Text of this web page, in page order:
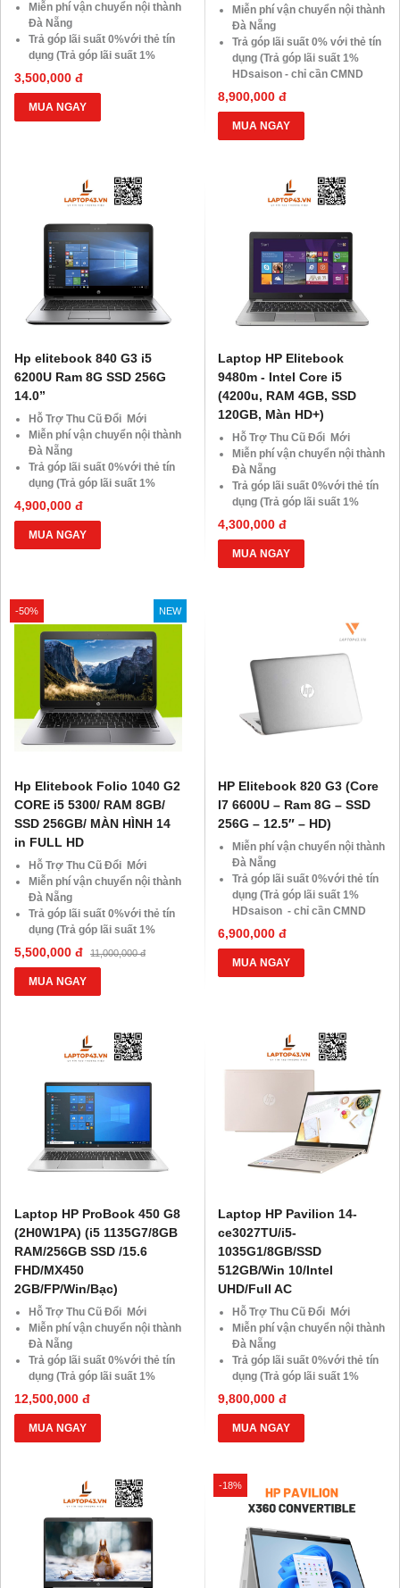
Miễn phí vận chuyển nội thành
Đà Nẵng
Trả góp lãi suất 0%với thẻ tín
dụng (Trả góp lãi suất 1%
HDsaison - chỉ cần CMND
BLX hoặc hộ khẩu gốc )
Giảm 20%khi nâng cấp Ram-
SSD
Giá 500.000đ
3,500,000 đ
MUA NGAY
Miễn phí vận chuyển nội thành
Đà Nẵng
Trả góp lãi suất 0% với thẻ tín
dụng (Trả góp lãi suất 1%
HDsaison - chỉ cần CMND
BLX hoặc hộ khẩu gốc)
Giảm 20% khi nâng cấp Ram-
SSD
Giảm giá trực tiếp đối với
Giá 500.000Đ
8,900,000 đ
MUA NGAY
Hp elitebook 840 G3 i5
6200U Ram 8G SSD 256G
14.0”
Hỗ Trợ Thu Cũ Đổi Mới
Miễn phí vận chuyển nội thành
Đà Nẵng
Trả góp lãi suất 0%với thẻ tín
dụng (Trả góp lãi suất 1%
HDsaison - chỉ cần CMND
BLX hoặc hộ khẩu gốc )
Giảm 20%khi nâng cấp Ram-
SSD
Giá 500.000đ
4,900,000 đ
MUA NGAY
Laptop HP Elitebook
9480m - Intel Core i5
(4200u, RAM 4GB, SSD
120GB, Màn HD+)
Hỗ Trợ Thu Cũ Đổi Mới
Miễn phí vận chuyển nội thành
Đà Nẵng
Trả góp lãi suất 0%với thẻ tín
dụng (Trả góp lãi suất 1%
HDsaison - chỉ cần CMND
BLX hoặc hộ khẩu gốc )
Giảm 20%khi nâng cấp Ram-
SSD
4,300,000 đ
MUA NGAY
-50% NEW
Hp Elitebook Folio 1040 G2
CORE i5 5300/ RAM 8GB/
SSD 256GB/ MÀN HÌNH 14
in FULL HD
Hỗ Trợ Thu Cũ Đổi Mới
Miễn phí vận chuyển nội thành
Đà Nẵng
Trả góp lãi suất 0%với thẻ tín
dụng (Trả góp lãi suất 1%
HDsaison - chỉ cần CMND
BLX hoặc hộ khẩu gốc )
Giảm 20%khi nâng cấp Ram-
SSD
10.000 Voucher Giảm
Giá 500.000đ
5,500,000 đ 11,000,000 đ
MUA NGAY
HP Elitebook 820 G3 (Core
I7 6600U – Ram 8G – SSD
256G – 12.5″ – HD)
Miễn phí vận chuyển nội thành
Đà Nẵng
Trả góp lãi suất 0%với thẻ tín
dụng (Trả góp lãi suất 1%
HDsaison - chỉ cần CMND
BLX hoặc hộ khẩu gốc )
Giảm 20%khi nâng cấp Ram-
SSD
Giảm giá trực tiếp đối với
6,900,000 đ
MUA NGAY
Laptop HP ProBook 450 G8
(2H0W1PA) (i5 1135G7/8GB
RAM/256GB SSD /15.6
FHD/MX450
2GB/FP/Win/Bạc)
Hỗ Trợ Thu Cũ Đổi Mới
Miễn phí vận chuyển nội thành
Đà Nẵng
Trả góp lãi suất 0%với thẻ tín
dụng (Trả góp lãi suất 1%
HDsaison - chỉ cần CMND
BLX hoặc hộ khẩu gốc )
Giảm 20%khi nâng cấp Ram-
SSD
10.000 Voucher Giảm
Giá 500.000đ
12,500,000 đ
MUA NGAY
Laptop HP Pavilion 14-
ce3027TU/i5-
1035G1/8GB/SSD
512GB/Win 10/Intel
UHD/Full AC
Hỗ Trợ Thu Cũ Đổi Mới
Miễn phí vận chuyển nội thành
Đà Nẵng
Trả góp lãi suất 0%với thẻ tín
dụng (Trả góp lãi suất 1%
HDsaison - chỉ cần CMND
BLX hoặc hộ khẩu gốc )
Giảm 20%khi nâng cấp Ram-
SSD
khách hàng ở xa, HSSV . Săn
10.000 Voucher Giảm
Giá 500.000đ
9,800,000 đ
MUA NGAY
-18%